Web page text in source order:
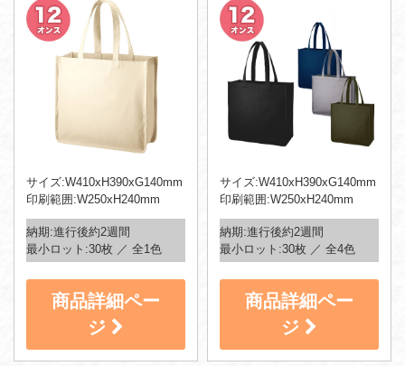
サイズ:W410xH390xG140mm
印刷範囲:W250xH240mm
納期:進行後約2週間
最小ロット:30枚 ／ 全1色
商品詳細ペー
ジ
サイズ:W410xH390xG140mm
印刷範囲:W250xH240mm
納期:進行後約2週間
最小ロット:30枚 ／ 全4色
商品詳細ペー
ジ